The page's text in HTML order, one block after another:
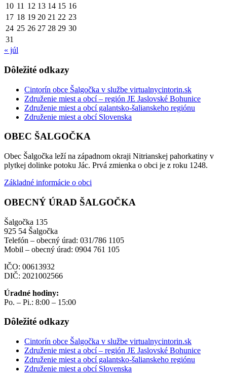
10 11 12 13 14 15 16
17 18 19 20 21 22 23
24 25 26 27 28 29 30
31
« júl
Dôležité odkazy
Cintorín obce Šalgočka v službe virtualnycintorin.sk
Združenie miest a obcí – región JE Jaslovské Bohunice
Združenie miest a obcí galantsko-šalianskeho regiónu
Združenie miest a obcí Slovenska
OBEC ŠALGOČKA
Obec Šalgočka leží na západnom okraji Nitrianskej pahorkatiny v
plytkej dolinke potoku Jác. Prvá zmienka o obci je z roku 1248.
Základné informácie o obci
OBECNÝ ÚRAD ŠALGOČKA
Šalgočka 135
925 54 Šalgočka
Telefón – obecný úrad: 031/786 1105
Mobil – obecný úrad: 0904 761 105
IČO: 00613932
DIČ: 2021002566
Úradné hodiny:
Po. – Pi.: 8:00 – 15:00
Dôležité odkazy
Cintorín obce Šalgočka v službe virtualnycintorin.sk
Združenie miest a obcí – región JE Jaslovské Bohunice
Združenie miest a obcí galantsko-šalianskeho regiónu
Združenie miest a obcí Slovenska